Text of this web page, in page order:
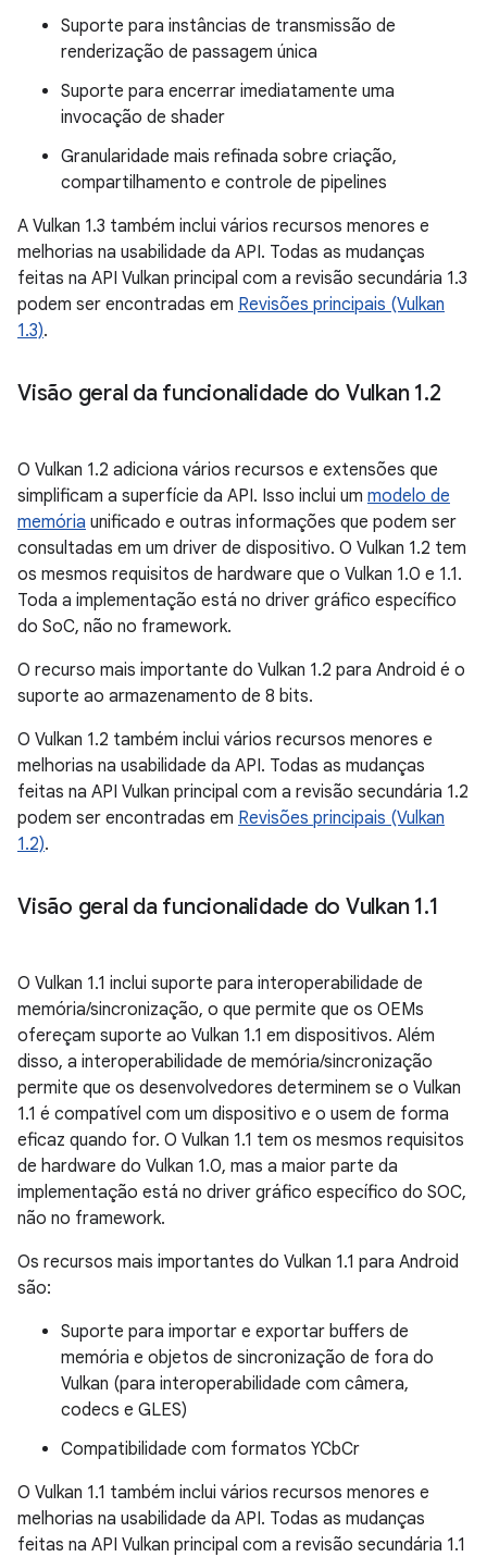
Suporte para instâncias de transmissão de
renderização de passagem única
Suporte para encerrar imediatamente uma
invocação de shader
Granularidade mais refinada sobre criação,
compartilhamento e controle de pipelines
A Vulkan 1.3 também inclui vários recursos menores e
melhorias na usabilidade da API. Todas as mudanças
feitas na API Vulkan principal com a revisão secundária 1.3
podem ser encontradas em Revisões principais (Vulkan
1.3).
Visão geral da funcionalidade do Vulkan 1.2
O Vulkan 1.2 adiciona vários recursos e extensões que
simplificam a superfície da API. Isso inclui um modelo de
memória unificado e outras informações que podem ser
consultadas em um driver de dispositivo. O Vulkan 1.2 tem
os mesmos requisitos de hardware que o Vulkan 1.0 e 1.1.
Toda a implementação está no driver gráfico específico
do SoC, não no framework.
O recurso mais importante do Vulkan 1.2 para Android é o
suporte ao armazenamento de 8 bits.
O Vulkan 1.2 também inclui vários recursos menores e
melhorias na usabilidade da API. Todas as mudanças
feitas na API Vulkan principal com a revisão secundária 1.2
podem ser encontradas em Revisões principais (Vulkan
1.2).
Visão geral da funcionalidade do Vulkan 1.1
O Vulkan 1.1 inclui suporte para interoperabilidade de
memória/sincronização, o que permite que os OEMs
ofereçam suporte ao Vulkan 1.1 em dispositivos. Além
disso, a interoperabilidade de memória/sincronização
permite que os desenvolvedores determinem se o Vulkan
1.1 é compatível com um dispositivo e o usem de forma
eficaz quando for. O Vulkan 1.1 tem os mesmos requisitos
de hardware do Vulkan 1.0, mas a maior parte da
implementação está no driver gráfico específico do SOC,
não no framework.
Os recursos mais importantes do Vulkan 1.1 para Android
são:
Suporte para importar e exportar buffers de
memória e objetos de sincronização de fora do
Vulkan (para interoperabilidade com câmera,
codecs e GLES)
Compatibilidade com formatos YCbCr
O Vulkan 1.1 também inclui vários recursos menores e
melhorias na usabilidade da API. Todas as mudanças
feitas na API Vulkan principal com a revisão secundária 1.1